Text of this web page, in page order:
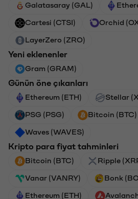
Galatasaray (GAL)
Cartesi (CTSI) Orchid
LayerZero (ZRO)
Yeni eklenenler
Gram (GRAM)
Günün öne çıkanları
Ethereum (ETH) Stellar
PSG (PSG) Bitcoin (BTC)
Waves (WAVES)
Kripto para fiyat tahminleri
Bitcoin (BTC) Ripple
Vanar (VANRY) Bonk
Ethereum (ETH)